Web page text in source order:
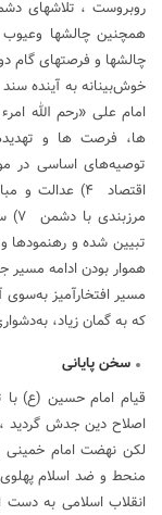
روبروست ، تلاشهای
همچنین چالشها
چالشها و فرصتهای گام
خوش‌بینانه به آینده
امام علی «رحم الله
ها، فرصت ها و
تبیین شده و رهنمودها و
هموار بودن ادامه مسیر
مسیر افتخارآمیز
که به گمان زیاد،
سخن پایانی
قیام امام حسین (ع) با
اصلاح دین جدش گردید
لکن نهضت امام
منحط و ضد اسلام
انقلاب اسلامی به